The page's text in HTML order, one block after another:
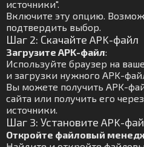
источники".
Включите эту опцию.
подтвердить выбор.
Шаг 2: Скачайте APK-файл
Загрузите APK-файл:
Используйте браузер на
и загрузки нужного APK-
Вы можете получить APK-
сайта или получить его
источники.
Шаг 3: Установите APK-
Откройте файловый